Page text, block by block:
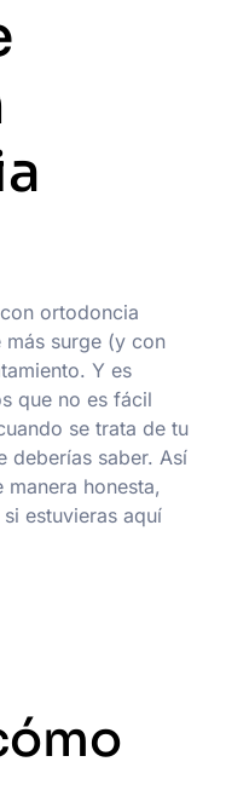
ortodoncia
más surge (y con
Y es
que no es fácil
se trata de tu
deberías saber. Así
honesta,
estuvieras aquí